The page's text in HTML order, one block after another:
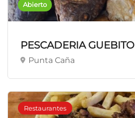
Abierto
PESCADERIA GUEBITO
Punta Caña
Restaurantes